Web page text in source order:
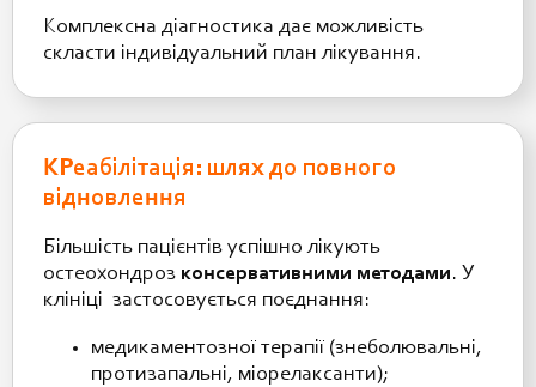
Комплексна діагностика дає можливість
скласти індивідуальний план лікування.
КРеабілітація: шлях до повного
відновлення
Більшість пацієнтів успішно лікують
остеохондроз консервативними методами. У
клініці застосовується поєднання:
медикаментозної терапії (знеболювальні,
протизапальні, міорелаксанти);